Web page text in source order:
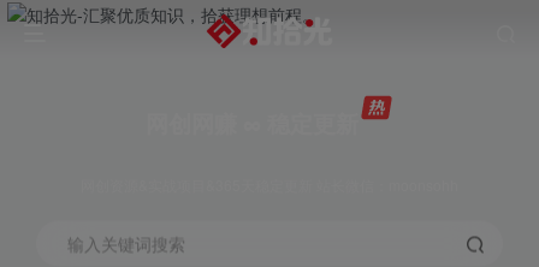
输入关键词搜索